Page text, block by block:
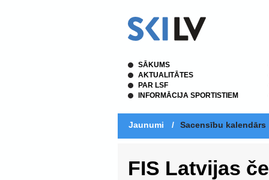
SĀKUMS
AKTUALITĀTES
PAR LSF
INFORMĀCIJA SPORTISTIEM
Jaunumi / Sacensību kalendārs
FIS Latvijas